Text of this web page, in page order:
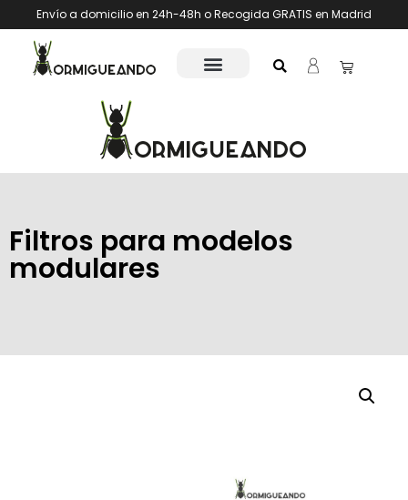
Envío a domicilio en 24h-48h o Recogida GRATIS en Madrid
Filtros para modelos
modulares